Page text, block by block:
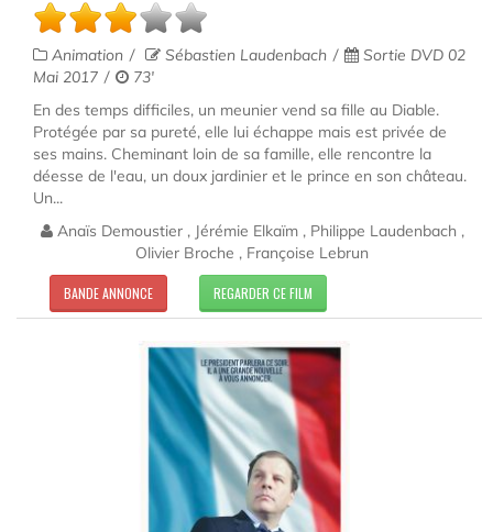
Animation Sébastien Laudenbach
Sortie DVD 02
Mai 2017
73'
En des temps difficiles, un meunier vend sa fille au Diable.
Protégée par sa pureté, elle lui échappe mais est privée de
ses mains. Cheminant loin de sa famille, elle rencontre la
déesse de l'eau, un doux jardinier et le prince en son château.
Un...
Anaïs Demoustier , Jérémie Elkaïm , Philippe Laudenbach ,
Olivier Broche , Françoise Lebrun
BANDE ANNONCE REGARDER CE FILM